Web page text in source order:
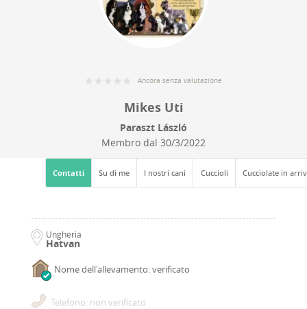
Ancora senza valutazione
Mikes Uti
Paraszt László
Membro dal 30/3/2022
Contatti Su di me I nostri cani Cuccioli Cucciolate in
Ungheria
Hatvan
Nome dell'allevamento: verificato
Telefono: non verificato